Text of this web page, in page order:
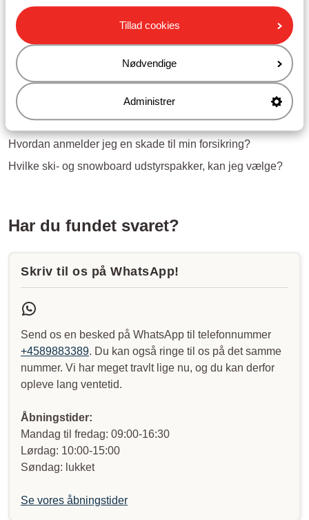
Tillad cookies
Nødvendige
Administrer
for min ferie?
Ændres prisen på turistvisum til Egypten?
Relaterede spørgsmål
Visum til Egypten
Kan jeg bestille og ændre yderligere tilvalg på Mit Sunweb/i
Sunweb appen?
Hvordan anmelder jeg en skade til min forsikring?
Hvilke ski- og snowboard udstyrspakker, kan jeg vælge?
Har du fundet svaret?
Skriv til os på WhatsApp!
Send os en besked på WhatsApp til telefonnummer
+4589883389. Du kan også ringe til os på det samme
nummer. Vi har meget travlt lige nu, og du kan derfor
opleve lang ventetid.
Åbningstider:
Mandag til fredag: 09:00-16:30
Lørdag: 10:00-15:00
Søndag: lukket
Se vores åbningstider